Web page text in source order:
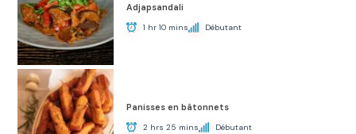
Adjapsandali
1 hr 10 mins Débutant
Panisses en bâtonnets
2 hrs 25 mins Débutant